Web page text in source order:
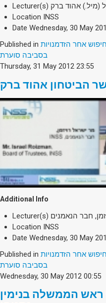
Lecturer(s) (מיל.) אהוד ברק
Location INSS
Date Wednesday, 30 May
Published in של המאה ה-21: בחיפוש אחר הזדמנויות
בסביבה סוערת
Thursday, 31 May 2012 23:55
הביטחון אהוד ברק
Additional Info
Lecturer(s)
Location INSS
Date Wednesday, 30 May
Published in של המאה ה-21: בחיפוש אחר הזדמנויות
בסביבה סוערת
Wednesday, 30 May 2012 00:55
הממשלה בנימין